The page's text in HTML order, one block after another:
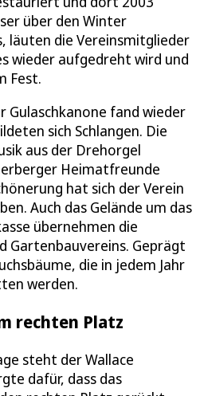
über den Winter
läuten die Vereinsmitglieder
wieder aufgedreht wird und
Fest.
Gulaschkanone fand wieder
sich Schlangen. Die
aus der Drehorgel
Heimatfreunde
hat sich der Verein
Auch das Gelände um das
übernehmen die
Gartenbauvereins. Geprägt
die in jedem Jahr
werden.
rechten Platz
steht der Wallace
dafür, dass das